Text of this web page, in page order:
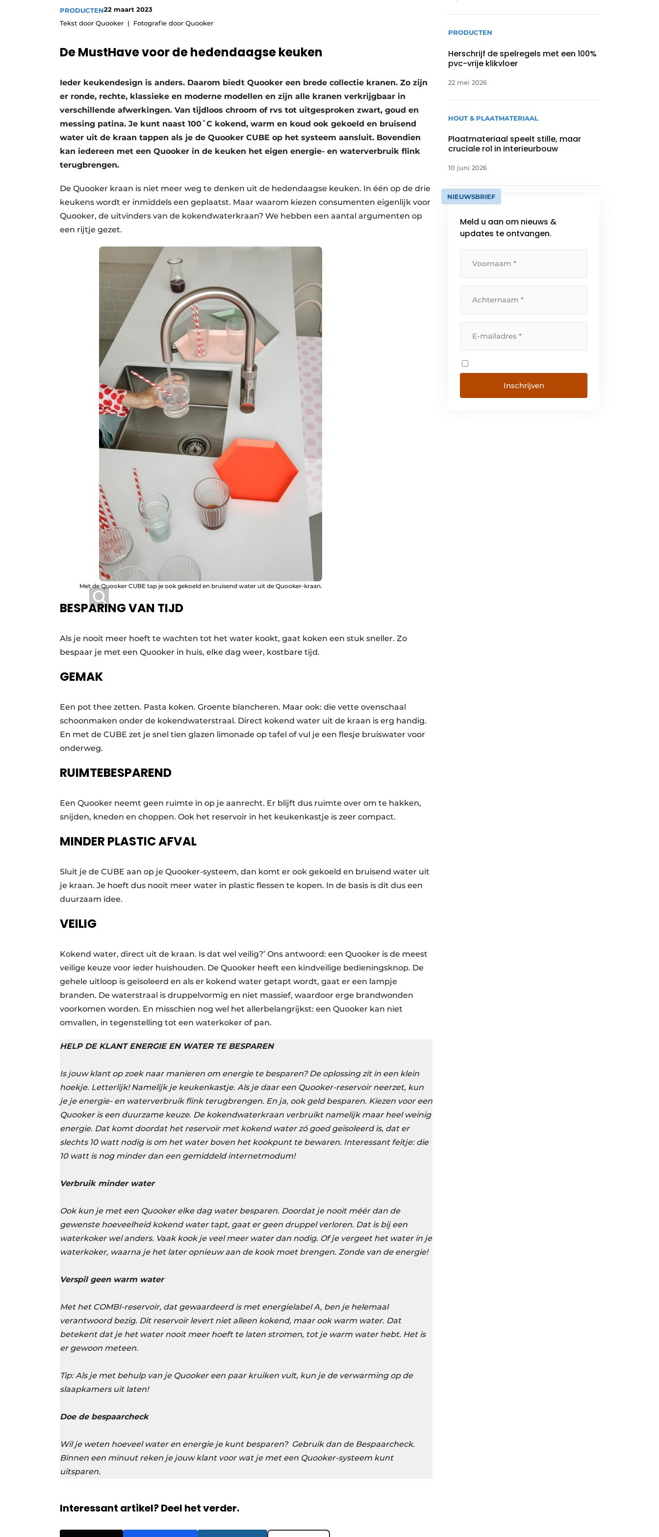
Vacatures
Video’s
PRODUCTEN22 maart 2023
Tekst door Quooker
Fotografie door Quooker
De MustHave voor de hedendaagse keuken
Ieder keukendesign is anders. Daarom biedt Quooker een brede collectie kranen. Zo zijn
er ronde, rechte, klassieke en moderne modellen en zijn alle kranen verkrijgbaar in
verschillende afwerkingen. Van tijdloos chroom of rvs tot uitgesproken zwart, goud en
messing patina. Je kunt naast 100˚C kokend, warm en koud ook gekoeld en bruisend
water uit de kraan tappen als je de Quooker CUBE op het systeem aansluit. Bovendien
kan iedereen met een Quooker in de keuken het eigen energie- en waterverbruik flink
terugbrengen.
De Quooker kraan is niet meer weg te denken uit de hedendaagse keuken. In één op de drie
keukens wordt er inmiddels een geplaatst. Maar waarom kiezen consumenten eigenlijk voor
Quooker, de uitvinders van de kokendwaterkraan? We hebben een aantal argumenten op
een rijtje gezet.
Met de Quooker CUBE tap je ook gekoeld en bruisend water uit de Quooker-kraan.
BESPARING VAN TIJD
Als je nooit meer hoeft te wachten tot het water kookt, gaat koken een stuk sneller. Zo
bespaar je met een Quooker in huis, elke dag weer, kostbare tijd.
GEMAK
Een pot thee zetten. Pasta koken. Groente blancheren. Maar ook: die vette ovenschaal
schoonmaken onder de kokendwaterstraal. Direct kokend water uit de kraan is erg handig.
En met de CUBE zet je snel tien glazen limonade op tafel of vul je een flesje bruiswater voor
onderweg.
RUIMTEBESPAREND
Een Quooker neemt geen ruimte in op je aanrecht. Er blijft dus ruimte over om te hakken,
snijden, kneden en choppen. Ook het reservoir in het keukenkastje is zeer compact.
MINDER PLASTIC AFVAL
Sluit je de CUBE aan op je Quooker-systeem, dan komt er ook gekoeld en bruisend water uit
je kraan. Je hoeft dus nooit meer water in plastic flessen te kopen. In de basis is dit dus een
duurzaam idee.
VEILIG
Kokend water, direct uit de kraan. Is dat wel veilig?’ Ons antwoord: een Quooker is de meest
veilige keuze voor ieder huishouden. De Quooker heeft een kindveilige bedieningsknop. De
gehele uitloop is geïsoleerd en als er kokend water getapt wordt, gaat er een lampje
branden. De waterstraal is druppelvormig en niet massief, waardoor erge brandwonden
voorkomen worden. En misschien nog wel het allerbelangrijkst: een Quooker kan niet
omvallen, in tegenstelling tot een waterkoker of pan.
HELP DE KLANT ENERGIE EN WATER TE BESPAREN
Is jouw klant op zoek naar manieren om energie te besparen? De oplossing zit in een klein
hoekje. Letterlijk! Namelijk je keukenkastje. Als je daar een Quooker-reservoir neerzet, kun
je je energie- en waterverbruik flink terugbrengen. En ja, ook geld besparen. Kiezen voor een
Quooker is een duurzame keuze. De kokendwaterkraan verbruikt namelijk maar heel weinig
energie. Dat komt doordat het reservoir met kokend water zó goed geïsoleerd is, dat er
slechts 10 watt nodig is om het water boven het kookpunt te bewaren. Interessant feitje: die
10 watt is nog minder dan een gemiddeld internetmodum!
Verbruik minder water
Ook kun je met een Quooker elke dag water besparen. Doordat je nooit méér dan de
gewenste hoeveelheid kokend water tapt, gaat er geen druppel verloren. Dat is bij een
waterkoker wel anders. Vaak kook je veel meer water dan nodig. Of je vergeet het water in je
waterkoker, waarna je het later opnieuw aan de kook moet brengen. Zonde van de energie!
Verspil geen warm water
Met het COMBI-reservoir, dat gewaardeerd is met energielabel A, ben je helemaal
verantwoord bezig. Dit reservoir levert niet alleen kokend, maar ook warm water. Dat
betekent dat je het water nooit meer hoeft te laten stromen, tot je warm water hebt. Het is
er gewoon meteen.
Tip: Als je met behulp van je Quooker een paar kruiken vult, kun je de verwarming op de
slaapkamers uit laten!
Doe de bespaarcheck
Wil je weten hoeveel water en energie je kunt besparen? Gebruik dan de Bespaarcheck.
Binnen een minuut reken je jouw klant voor wat je met een Quooker-systeem kunt
uitsparen.
Interessant artikel? Deel het verder.
PRODUCTEN
Herschrijf de spelregels met een 100%
pvc-vrije klikvloer
22 mei 2026
HOUT & PLAATMATERIAAL
Plaatmateriaal speelt stille, maar
cruciale rol in interieurbouw
10 juni 2026
NIEUWSBRIEF
Meld u aan om nieuws &
updates te ontvangen.